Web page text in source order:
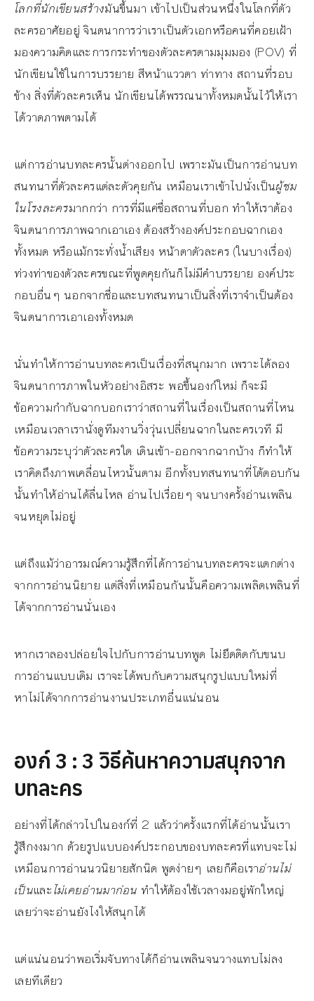
โลกที่นักเขียนสร้างมันขึ้นมา เข้าไปเป็นส่วนหนึ่งในโลกที่ตัว
ละครอาศัยอยู่ จินตนาการว่าเราเป็นตัวเอกหรือคนที่คอยเฝ้า
มองความคิดและการกระทำของตัวละครตามมุมมอง (POV) ที่
นักเขียนใช้ในการบรรยาย สีหน้าแววตา ท่าทาง สถานที่รอบ
ข้าง สิ่งที่ตัวละครเห็น นักเขียนได้พรรณนาทั้งหมดนั้นไว้ให้เรา
ได้วาดภาพตามได้
แต่การอ่านบทละครนั้นต่างออกไป เพราะมันเป็นการอ่านบท
สนทนาที่ตัวละครแต่ละตัวคุยกัน เหมือนเราเข้าไปนั่งเป็นผู้ชม
ในโรงละครมากกว่า การที่มีแค่ชื่อสถานที่บอก ทำให้เราต้อง
จินตนาการภาพฉากเอาเอง ต้องสร้างองค์ประกอบฉากเอง
ทั้งหมด หรือแม้กระทั่งน้ำเสียง หน้าตาตัวละคร (ในบางเรื่อง)
ท่วงท่าของตัวละครขณะที่พูดคุยกันก็ไม่มีคำบรรยาย องค์ประ
กอบอื่นๆ นอกจากชื่อและบทสนทนาเป็นสิ่งที่เราจำเป็นต้อง
จินตนาการเอาเองทั้งหมด
นั่นทำให้การอ่านบทละครเป็นเรื่องที่สนุกมาก เพราะได้ลอง
จินตนาการภาพในหัวอย่างอิสระ พอขึ้นองก์ใหม่ ก็จะมี
ข้อความกำกับฉากบอกเราว่าสถานที่ในเรื่องเป็นสถานที่ไหน
เหมือนเวลาเรานั่งดูทีมงานวิ่งวุ่นเปลี่ยนฉากในละครเวที มี
ข้อความระบุว่าตัวละครใด เดินเข้า-ออกจากฉากบ้าง ก็ทำให้
เราคิดถึงภาพเคลื่อนไหวนั้นตาม อีกทั้งบทสนทนาที่โต้ตอบกัน
นั้นทำให้อ่านได้ลื่นไหล อ่านไปเรื่อยๆ จนบางครั้งอ่านเพลิน
จนหยุดไม่อยู่
แต่ถึงแม้ว่าอารมณ์ความรู้สึกที่ได้การอ่านบทละครจะแตกต่าง
จากการอ่านนิยาย แต่สิ่งที่เหมือนกันนั้นคือความเพลิดเพลินที่
ได้จากการอ่านนั่นเอง
หากเราลองปล่อยใจไปกับการอ่านบทพูด ไม่ยึดติดกับขนบ
การอ่านแบบเดิม เราจะได้พบกับความสนุกรูปแบบใหม่ที่
หาไม่ได้จากการอ่านงานประเภทอื่นแน่นอน
องก์ 3 : 3 วิธีค้นหาความสนุกจาก
บทละคร
อย่างที่ได้กล่าวไปในองก์ที่ 2 แล้วว่าครั้งแรกที่ได้อ่านนั้นเรา
รู้สึกงงมาก ด้วยรูปแบบองค์ประกอบของบทละครที่แทบจะไม่
เหมือนการอ่านนวนิยายสักนิด พูดง่ายๆ เลยก็คือเราอ่านไม่
เป็นและไม่เคยอ่านมาก่อน ทำให้ต้องใช้เวลางมอยู่พักใหญ่
เลยว่าจะอ่านยังไงให้สนุกได้
แต่แน่นอนว่าพอเริ่มจับทางได้ก็อ่านเพลินจนวางแทบไม่ลง
เลยทีเดียว